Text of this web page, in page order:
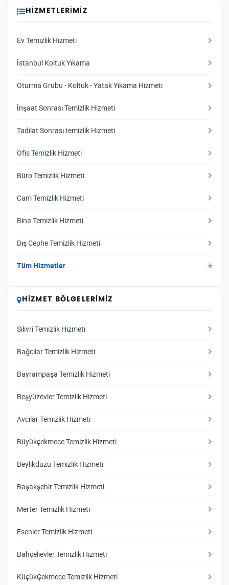
HIZMETLERIMIZ
Ev Temizlik Hizmeti
İstanbul Koltuk Yıkama
Oturma Grubu - Koltuk - Yatak Yıkama Hizmeti
İnşaat Sonrası Temizlik Hizmeti
Tadilat Sonrası temizlik Hizmeti
Ofis Temizlik Hizmeti
Büro Temizlik Hizmeti
Cam Temizlik Hizmeti
Bina Temizlik Hizmeti
Dış Cephe Temizlik Hizmeti
Tüm Hizmetler
HIZMET BÖLGELERIMIZ
Silivri Temizlik Hizmeti
Bağcılar Temizlik Hizmeti
Bayrampaşa Temizlik Hizmeti
Beşyüzevler Temizlik Hizmeti
Avcılar Temizlik Hizmeti
Büyükçekmece Temizlik Hizmeti
Beylikdüzü Temizlik Hizmeti
Başakşehir Temizlik Hizmeti
Merter Temizlik Hizmeti
Esenler Temizlik Hizmeti
Bahçelievler Temizlik Hizmeti
KüçükÇekmece Temizlik Hizmeti